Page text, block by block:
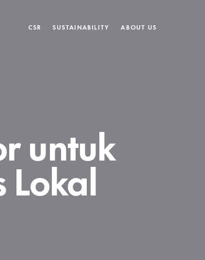
CSR SUSTAINABILITY ABOUT US
untuk